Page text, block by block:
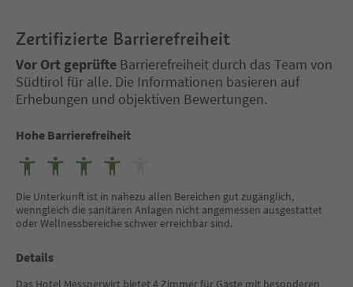
Zertifizierte Barrierefreiheit
Vor Ort geprüfte Barrierefreiheit durch das Team von
Südtirol für alle. Die Informationen basieren auf
Erhebungen und objektiven Bewertungen.
Hohe Barrierefreiheit
Die Unterkunft ist in nahezu allen Bereichen gut zugänglich,
wenngleich die sanitären Anlagen nicht angemessen ausgestattet
oder Wellnessbereiche schwer erreichbar sind.
Details
Das Hotel Messnerwirt bietet 4 Zimmer für Gäste mit besonderen